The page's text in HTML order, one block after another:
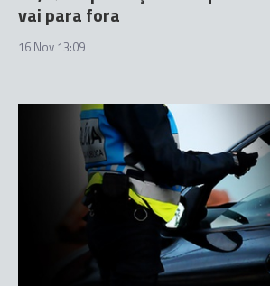
vai para fora
16 Nov 13:09